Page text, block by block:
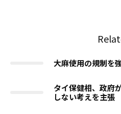
大麻使用の規制を
タイ保健相、政府
しない考えを主張